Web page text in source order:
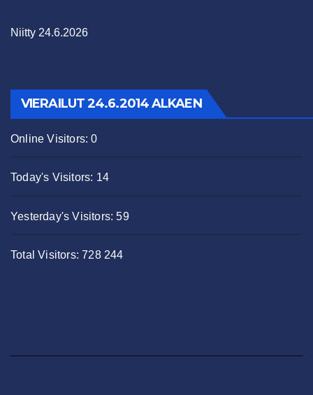
Niitty 24.6.2026
VIERAILUT 24.6.2014 ALKAEN
Online Visitors:0
Today's Visitors: 14
Yesterday's Visitors:59
Total Visitors:728 244